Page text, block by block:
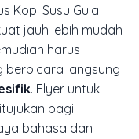
Kopi Susu Gula
jauh lebih mudah
harus
berbicara langsung
. Flyer untuk
bagi
bahasa dan